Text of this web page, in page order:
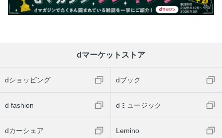
dマーケットストア
dショッピング dブック
d fashion dミュージック
dカーシェア Lemino